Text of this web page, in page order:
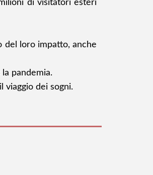
di visitatori esteri
del loro impatto, anche
pandemia.
viaggio dei sogni.